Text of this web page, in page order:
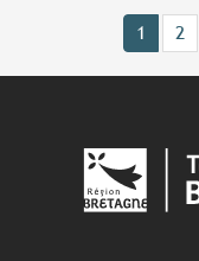
1 2